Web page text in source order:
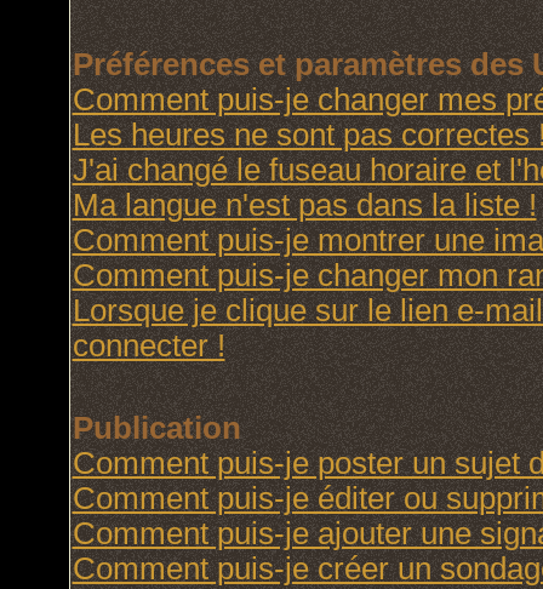
Préférences et paramètres des
Comment puis-je changer mes
Les heures ne sont pas correctes
J'ai changé le fuseau horaire et
Ma langue n'est pas dans la liste !
Comment puis-je montrer une
Comment puis-je changer mon
Lorsque je clique sur le lien e-
connecter !
Publication
Comment puis-je poster un sujet
Comment puis-je éditer ou
Comment puis-je ajouter une
Comment puis-je créer un